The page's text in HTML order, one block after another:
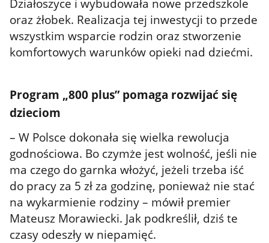
Działoszyce i wybudowała nowe przedszkole
oraz żłobek. Realizacja tej inwestycji to przede
wszystkim wsparcie rodzin oraz stworzenie
komfortowych warunków opieki nad dziećmi.
Program „800 plus” pomaga rozwijać się
dzieciom
– W Polsce dokonała się wielka rewolucja
godnościowa. Bo czymże jest wolność, jeśli nie
ma czego do garnka włożyć, jeżeli trzeba iść
do pracy za 5 zł za godzinę, ponieważ nie stać
na wykarmienie rodziny – mówił premier
Mateusz Morawiecki. Jak podkreślił, dziś te
czasy odeszły w niepamięć.